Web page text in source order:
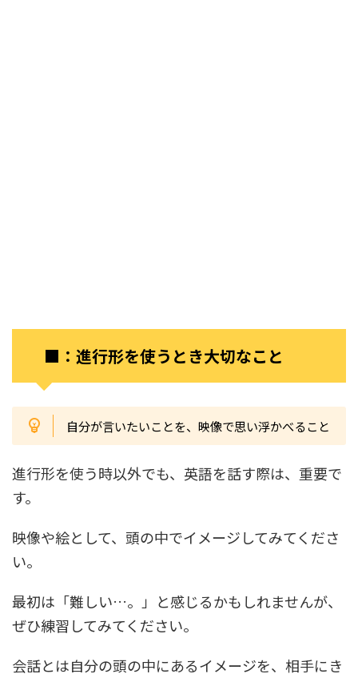
■：進行形を使うとき大切なこと
自分が言いたいことを、映像で思い浮かべること
進行形を使う時以外でも、英語を話す際は、重要で
す。
映像や絵として、頭の中でイメージしてみてくださ
い。
最初は「難しい…。」と感じるかもしれませんが、
ぜひ練習してみてください。
会話とは自分の頭の中にあるイメージを、相手にき